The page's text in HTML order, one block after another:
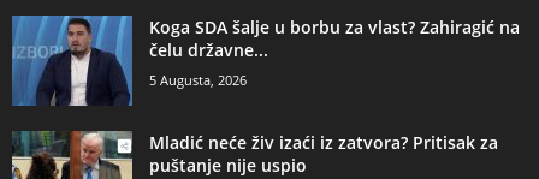
​Koga SDA šalje u borbu za vlast? Zahiragić na
čelu državne...
5 Augusta, 2026
​Mladić neće živ izaći iz zatvora? Pritisak za
puštanje nije uspio